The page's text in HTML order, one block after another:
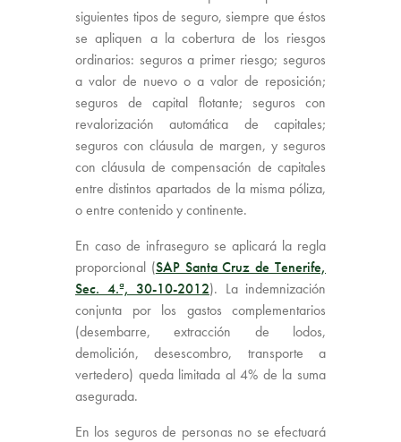
siguientes tipos de seguro, siempre que éstos
se apliquen a la cobertura de los riesgos
ordinarios: seguros a primer riesgo; seguros
a valor de nuevo o a valor de reposición;
seguros de capital flotante; seguros con
revalorización automática de capitales;
seguros con cláusula de margen, y seguros
con cláusula de compensación de capitales
entre distintos apartados de la misma póliza,
o entre contenido y continente.
En caso de infraseguro se aplicará la regla
proporcional (SAP Santa Cruz de Tenerife,
Sec. 4.ª, 30-10-2012). La indemnización
conjunta por los gastos complementarios
(desembarre, extracción de lodos,
demolición, desescombro, transporte a
vertedero) queda limitada al 4% de la suma
asegurada.
En los seguros de personas no se efectuará